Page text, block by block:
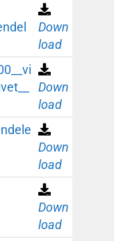
Down
load
Down
load
Down
load
Down
load